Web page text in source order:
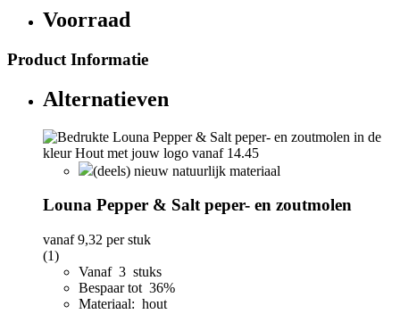
Voorraad
Product Informatie
Alternatieven
(deels) nieuw natuurlijk materiaal
Louna Pepper & Salt peper- en zoutmolen
vanaf9,32 per stuk
(1)
Vanaf 3 stuks
Bespaar tot 36%
Materiaal: hout